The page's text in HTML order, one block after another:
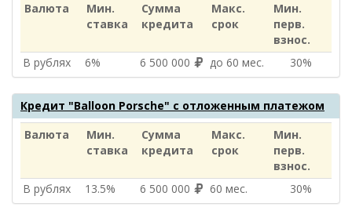
Валюта
Мин.
ставка
Сумма
кредита
Макс.
срок
Мин.
перв.
взнос.
В рублях
6% 6 500 000 до 60 мес. 30%
Кредит "Balloon Porsche" с отложенным платежом
Валюта
Мин.
ставка
Сумма
кредита
Макс.
срок
Мин.
перв.
взнос.
В рублях
13.5% 6 500 000 60 мес. 30%